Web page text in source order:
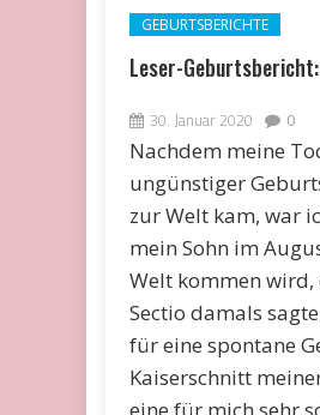
GEBURTSBERICHTE
Leser-
30. Januar 2020 0
Nachdem meine
ungünstiger
zur Welt kam, war
mein Sohn im
Welt kommen
Sectio damals
für eine spontane
Kaiserschnitt
eine für mich sehr